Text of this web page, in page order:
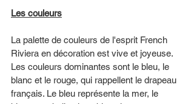
Les couleurs
La palette de couleurs de l'esprit French
Riviera en décoration est vive et joyeuse.
Les couleurs dominantes sont le bleu, le
blanc et le rouge, qui rappellent le drapeau
français. Le bleu représente la mer, le